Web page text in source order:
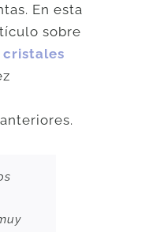
En esta
sobre
cristales